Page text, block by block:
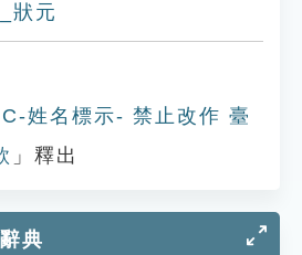
狀元
姓名標示- 禁止改作 臺
」釋出
典